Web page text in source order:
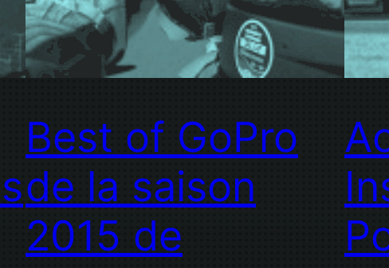
Best of GoPro
de la saison
2015 de